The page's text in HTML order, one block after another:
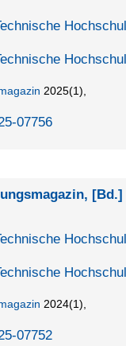
2025(1)
07756
[Bd.]
2024(1)
07752